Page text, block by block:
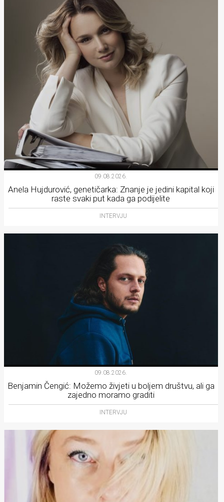
09.08.2026.
Anela Hujdurović, genetičarka: Znanje je jedini kapital koji
raste svaki put kada ga podijelite
INTERVJU
09.08.2026.
Benjamin Čengić: Možemo živjeti u boljem društvu, ali ga
zajedno moramo graditi
INTERVJU